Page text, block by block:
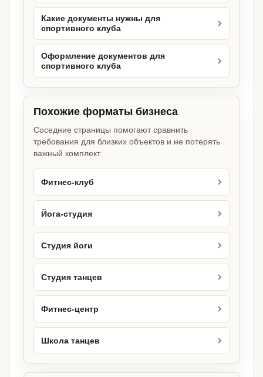
Какие документы нужны для
спортивного клуба
Оформление документов для
спортивного клуба
Похожие форматы бизнеса
Соседние страницы помогают сравнить
требования для близких объектов и не потерять
важный комплект.
Фитнес-клуб
Йога-студия
Студия йоги
Студия танцев
Фитнес-центр
Школа танцев